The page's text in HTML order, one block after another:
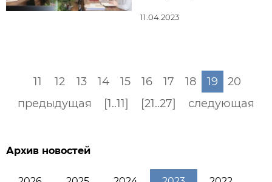
11.04.2023
предыдущая [1..11]
11 12 13 14 15 16 17 18 19
20
[21..27]
следующая
Архив новостей